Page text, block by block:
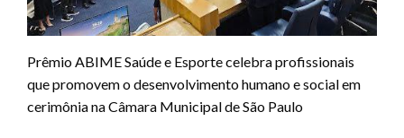
Prêmio ABIME Saúde e Esporte celebra profissionais
que promovem o desenvolvimento humano e social em
cerimônia na Câmara Municipal de São Paulo